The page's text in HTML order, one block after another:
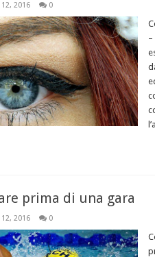
2016 0
prima di una gara
2016 0